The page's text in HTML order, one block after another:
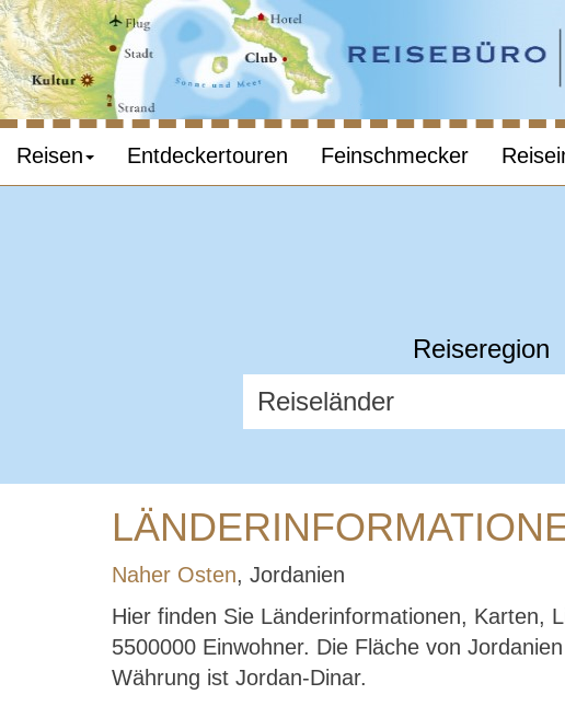
Reisen Entdeckertouren Feinschmecker
Reiseregion
Naher Osten, Jordanien
Hier finden Sie Länderinformationen, Karten,
5500000 Einwohner. Die Fläche von
Währung ist Jordan-Dinar.